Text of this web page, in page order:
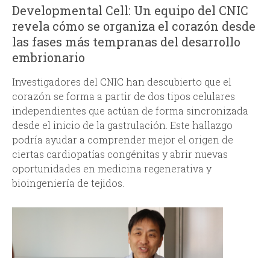
Developmental Cell: Un equipo del CNIC
revela cómo se organiza el corazón desde
las fases más tempranas del desarrollo
embrionario
Investigadores del CNIC han descubierto que el
corazón se forma a partir de dos tipos celulares
independientes que actúan de forma sincronizada
desde el inicio de la gastrulación. Este hallazgo
podría ayudar a comprender mejor el origen de
ciertas cardiopatías congénitas y abrir nuevas
oportunidades en medicina regenerativa y
bioingeniería de tejidos.